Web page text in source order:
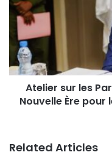
Atelier sur les
Nouvelle Ère
Related Articles